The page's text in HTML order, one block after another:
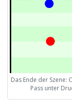
Das Ende der Szene:
Pass unter